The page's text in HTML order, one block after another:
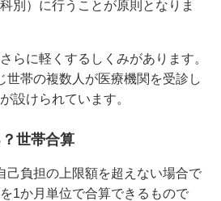
別）に行うことが原則となりま
らに軽くするしくみがあります。
世帯の複数人が医療機関を受診し
設けられています。
世帯合算
己負担の上限額を超えない場合で
1か月単位で合算できるもので